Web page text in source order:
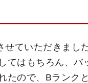
ていただきまし
てはもちろん、バ
たので、Bランク